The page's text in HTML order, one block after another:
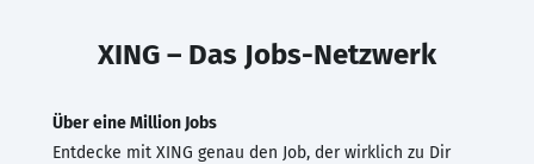
XING – Das Jobs-Netzwerk
Über eine Million Jobs
Entdecke mit XING genau den Job, der wirklich zu Dir